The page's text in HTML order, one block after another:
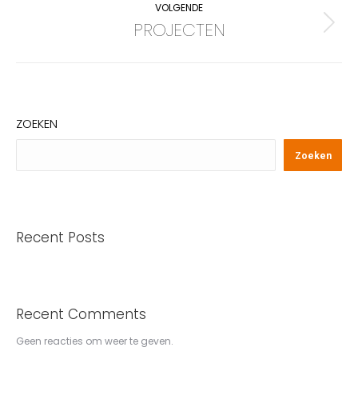
VOLGENDE
Volgend
PROJECTEN
ZOEKEN
Zoeken
Recent Posts
Recent Comments
Geen reacties om weer te geven.